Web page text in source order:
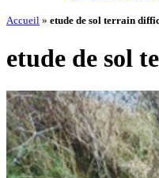
Accueil » etude de sol terrain
etude de sol